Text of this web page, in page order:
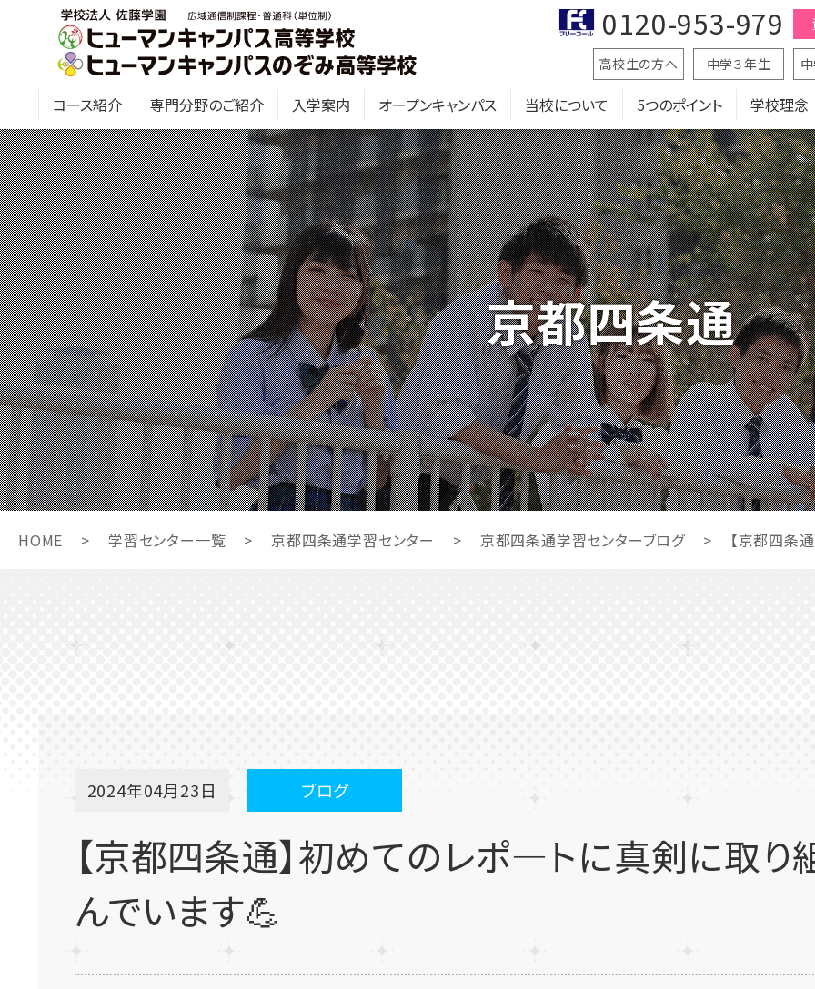
コース紹介 専門分野のご紹介 入学案内 オープンキャンパス 当校について 5つのポイント 学校理念
高校生の方へ 中学３年生
0120-953-979
京都四条通
HOME > 学習センター一覧 > 京都四条通学習センター > 京都四条通学習センターブログ > 【京都四条
2024年04月23日 ブログ
【京都四条通】初めてのレポ―トに真剣に取り
んでいます💪